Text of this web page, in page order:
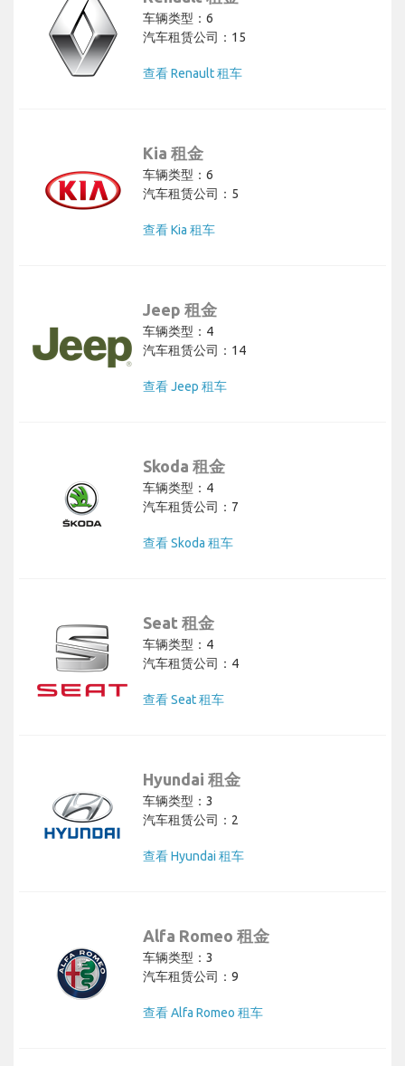
车辆类型：6
汽车租赁公司：15
查看 Renault 租车
Kia 租金
车辆类型：6
汽车租赁公司：5
查看 Kia 租车
Jeep 租金
车辆类型：4
汽车租赁公司：14
查看 Jeep 租车
Skoda 租金
车辆类型：4
汽车租赁公司：7
查看 Skoda 租车
Seat 租金
车辆类型：4
汽车租赁公司：4
查看 Seat 租车
Hyundai 租金
车辆类型：3
汽车租赁公司：2
查看 Hyundai 租车
Alfa Romeo 租金
车辆类型：3
汽车租赁公司：9
查看 Alfa Romeo 租车